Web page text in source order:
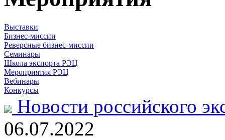
Выставки
Бизнес-миссии
Реверсные бизнес-миссии
Семинары
Школа экспорта РЭЦ
Мероприятия РЭЦ
Вебинары
Конкурсы
Новости российского
06.07.2022